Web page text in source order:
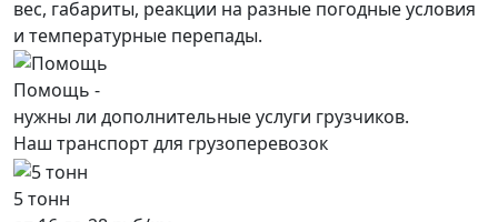
вес, габариты, реакции на разные погодные условия
и температурные перепады.
Помощь -
нужны ли дополнительные услуги грузчиков.
Наш транспорт для грузоперевозок
5 тонн